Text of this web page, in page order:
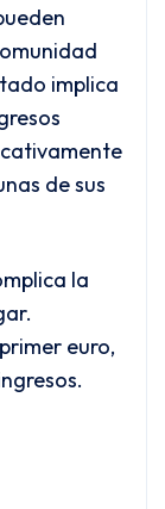
implica
de sus
la
euro,